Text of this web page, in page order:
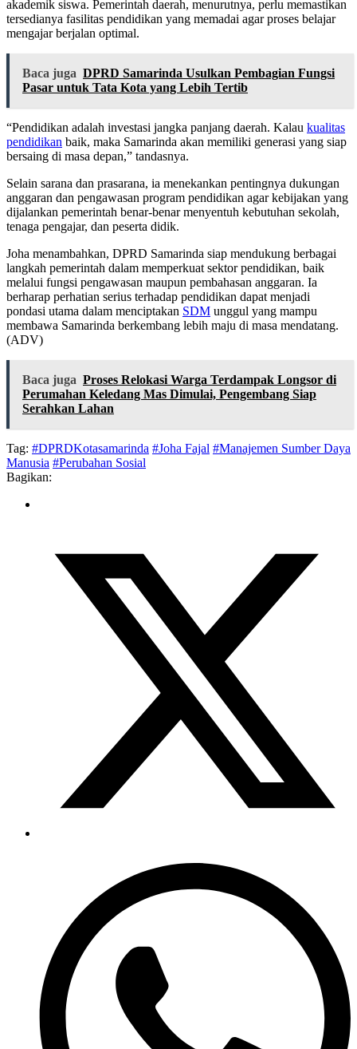
akademik siswa. Pemerintah daerah, menurutnya, perlu memastikan
tersedianya fasilitas pendidikan yang memadai agar proses belajar
mengajar berjalan optimal.
Baca juga DPRD Samarinda Usulkan Pembagian Fungsi
Pasar untuk Tata Kota yang Lebih Tertib
“Pendidikan adalah investasi jangka panjang daerah. Kalau kualitas
pendidikan baik, maka Samarinda akan memiliki generasi yang siap
bersaing di masa depan,” tandasnya.
Selain sarana dan prasarana, ia menekankan pentingnya dukungan
anggaran dan pengawasan program pendidikan agar kebijakan yang
dijalankan pemerintah benar-benar menyentuh kebutuhan sekolah,
tenaga pengajar, dan peserta didik.
Joha menambahkan, DPRD Samarinda siap mendukung berbagai
langkah pemerintah dalam memperkuat sektor pendidikan, baik
melalui fungsi pengawasan maupun pembahasan anggaran. Ia
berharap perhatian serius terhadap pendidikan dapat menjadi
pondasi utama dalam menciptakan SDM unggul yang mampu
membawa Samarinda berkembang lebih maju di masa mendatang.
(ADV)
Baca juga Proses Relokasi Warga Terdampak Longsor di
Perumahan Keledang Mas Dimulai, Pengembang Siap
Serahkan Lahan
Tag: #DPRDKotasamarinda #Joha Fajal #Manajemen Sumber Daya
Manusia #Perubahan Sosial
Bagikan: